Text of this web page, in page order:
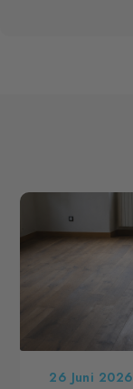
26 Juni 2026